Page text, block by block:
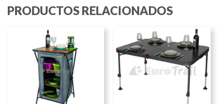
PRODUCTOS RELACIONADOS